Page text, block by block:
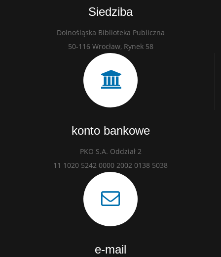
Siedziba
Dolnośląska Biblioteka Publiczna
50-116 Wrocław, Rynek 58
konto bankowe
PKO S.A. Oddział 2
11 1020 5242 0000 2002 0138 5038
e-mail